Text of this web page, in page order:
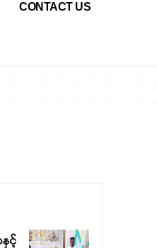
CONTACT US
င့်